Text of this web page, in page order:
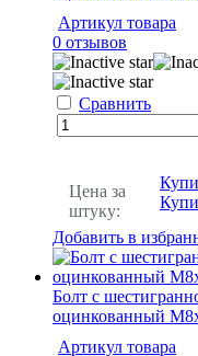
Артикул товара
0 отзывов
Сравнить
Цена за
штуку:
Добавить в
Болт с
оцинкованный
Артикул товара